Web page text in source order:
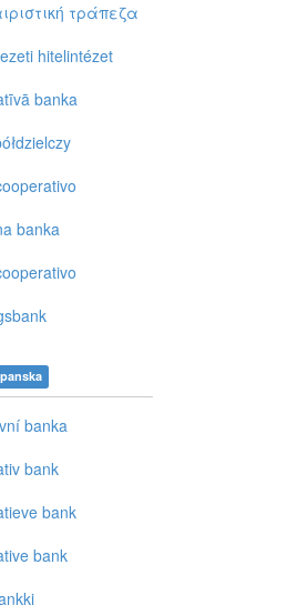
τράπεζα
hitelintézet
banka
banka
banka
bank
bank
bank